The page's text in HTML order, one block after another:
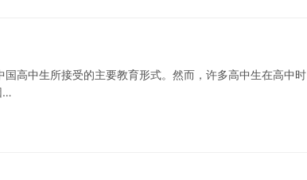
高中生所接受的主要教育形式。然而，许多高中生在高中时
…